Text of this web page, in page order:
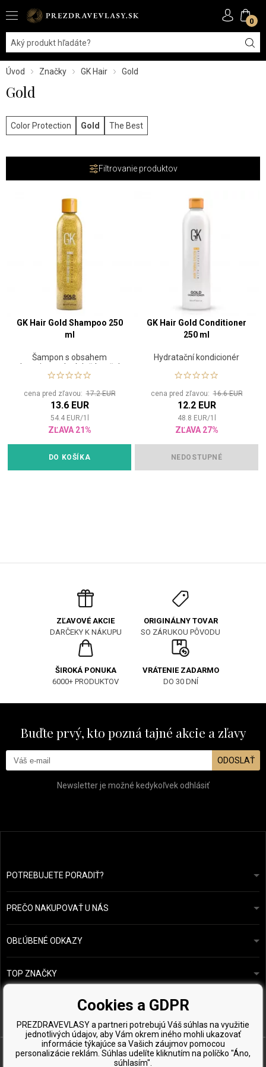
0
Úvod Značky GK Hair Gold
Gold
Color Protection Gold The Best
Filtrovanie produktov
GK Hair Gold Shampoo 250
ml
Šampon s obsahem
Juvexinu a zlatých částeček
cena pred zľavou:17.2 EUR
13.6 EUR
54.4 EUR/1
ZĽAVA 21%
DO KOŠÍKA
GK Hair Gold Conditioner
250 ml
Hydratační kondicionér
cena pred zľavou:16.6 EUR
12.2 EUR
48.8 EUR/1
ZĽAVA 27%
NEDOSTUPNÉ
ZĽAVOVÉ AKCIE
DARČEKY K NÁKUPU
ORIGINÁLNY TOVAR
SO ZÁRUKOU PÔVODU
ŠIROKÁ PONUKA
6000+ PRODUKTOV
VRÁTENIE ZADARMO
DO 30 DNÍ
Buďte prvý, kto pozná tajné akcie a zľavy
ODOSLAŤ
Newsletter je možné kedykoľvek odhlásiť
POTREBUJETE PORADIŤ?info@prozdravevlasy.cz
Odpovieme do 24 hodín.
PREČO NAKUPOVAŤ U NÁS
Obchodní podmínky
Ochrana osobních údajů
Přehled plateb a dopravy
OBĽÚBENÉ ODKAZY
Náš příběh
Vzorky zdarma
TOP ZNAČKY
Kérastase
Wella Professionals
Zenz Organic
Cookies a GDPR
PREZDRAVEVLASY a partneri potrebujú Váš súhlas na využitie
jednotlivých údajov, aby Vám okrem iného mohli ukazovať
informácie týkajúce sa Vašich záujmov pomocou
personalizácie reklám. Súhlas udelíte kliknutím na políčko "Áno,
súhlasím".